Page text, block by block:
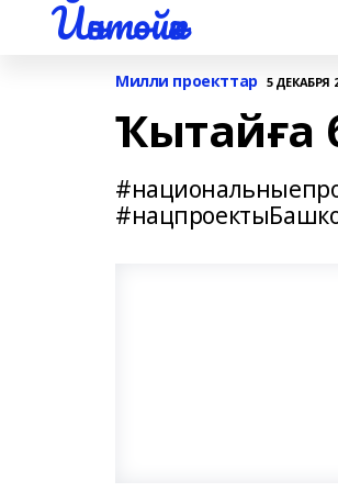
Йәнтөйәк
Милли проекттар 5 ДЕКАБРЯ
Ҡытайға